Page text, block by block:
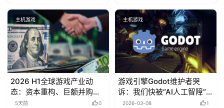
主机游戏
2026 H1全球游戏产业动
态：资本重构、巨额并购与
区域红利的崛起
5天前 0
主机游戏
游戏引擎Godot维护者哭
诉：我们快被“AI人工智障”淹
没了
2026-03-08 1